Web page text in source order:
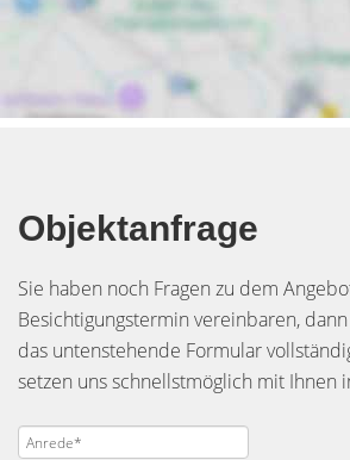
Objektanfrage
Sie haben noch Fragen zu dem
Besichtigungstermin vereinbaren,
das untenstehende Formular
setzen uns schnellstmöglich mit Ihnen